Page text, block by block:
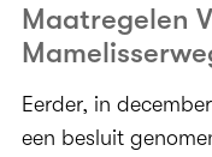
Maatregelen
Eerder, in
een besluit